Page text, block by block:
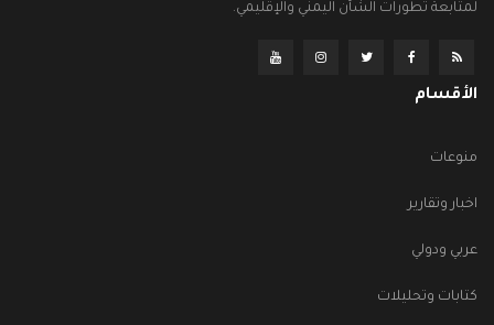
لمتابعة تطورات الشأن اليمني والإقليمي.
الأقسام
منوعات
اخبار وتقارير
عربي ودولي
كتابات وتحليلات